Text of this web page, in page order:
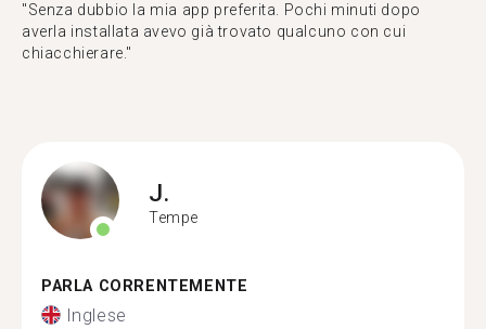
"Senza dubbio la mia app preferita. Pochi minuti dopo
averla installata avevo già trovato qualcuno con cui
chiacchierare."
J.
Tempe
PARLA CORRENTEMENTE
Inglese